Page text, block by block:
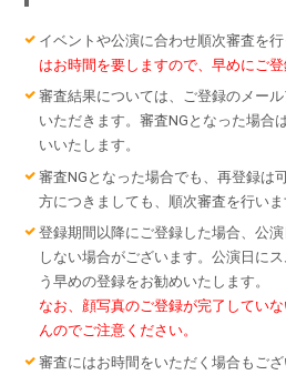
イベントや公演に合わせ順次審査を
はお時間を要しますので、早めにご登
審査結果については、ご登録のメー
いただきます。審査NGとなった場合
いいたします。
審査NGとなった場合でも、再登録は
方につきましても、順次審査を行いま
登録期間以降にご登録した場合、公
しない場合がございます。公演日に
う早めの登録をお勧めいたします。
なお、顔写真のご登録が完了してい
んのでご注意ください。
審査にはお時間をいただく場合もご